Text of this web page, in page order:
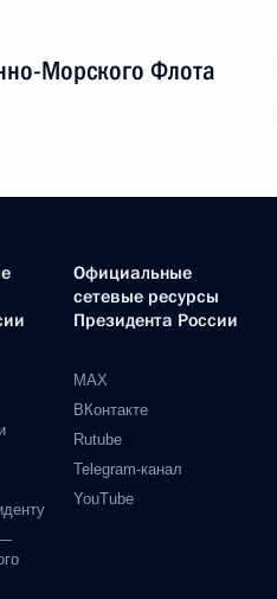
Морского Флота
—
Официальные
сетевые ресурсы
Президента России
MAX
ВКонтакте
Rutube
Telegram-канал
YouTube